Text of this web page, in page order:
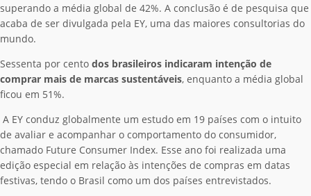
superando a média global de 42%. A conclusão é de pesquisa que
acaba de ser divulgada pela EY, uma das maiores consultorias do
mundo.
Sessenta por cento dos brasileiros indicaram intenção de
comprar mais de marcas sustentáveis, enquanto a média global
ficou em 51%.
A EY conduz globalmente um estudo em 19 países com o intuito
de avaliar e acompanhar o comportamento do consumidor,
chamado Future Consumer Index. Esse ano foi realizada uma
edição especial em relação às intenções de compras em datas
festivas, tendo o Brasil como um dos países entrevistados.